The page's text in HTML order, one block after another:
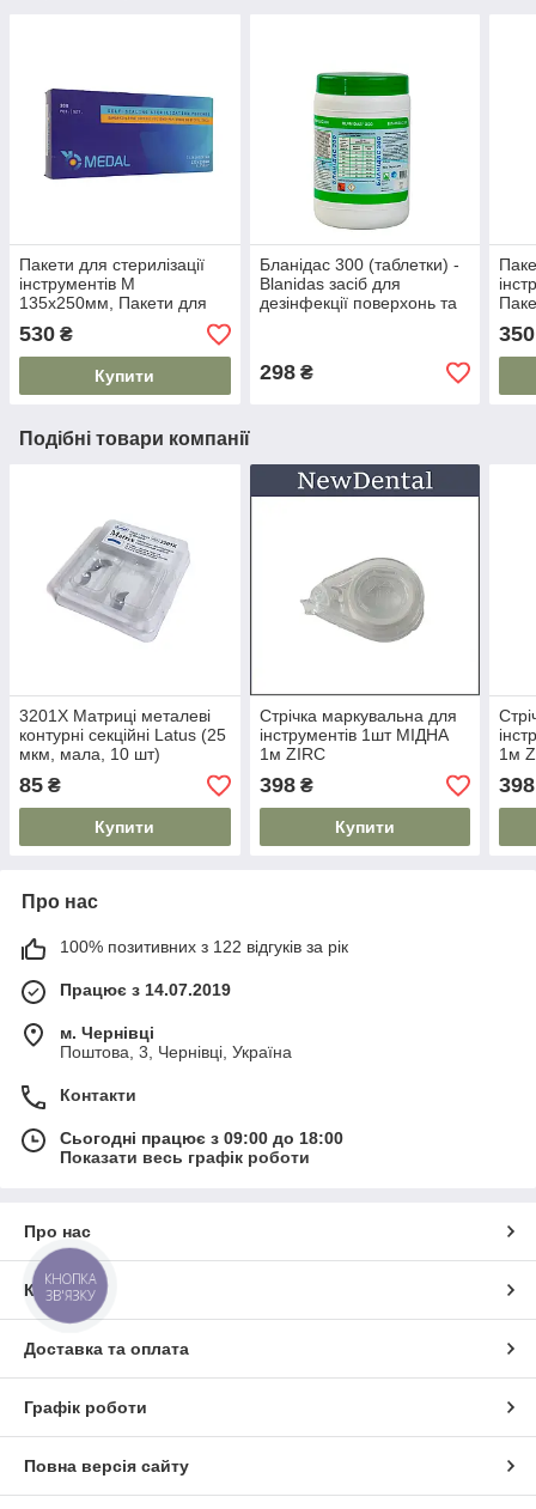
Пакети для стерилізації
інструментів М
135х250мм, Пакети для
стерилізації,- 200 шт. в уп.
MEDAL
530 ₴
Купити
Бланідас 300 (таблетки) -
Blanidas засіб для
дезінфекції поверхонь та
298₴
200
350
Подібні товари компанії
3201X Матриці металеві
контурні секційні Latus (25
мкм, мала, 10 шт)
85 ₴
Купити
Стрічка маркувальна для
інструментів 1шт МІДНА
1м ZIRC
398₴
Купити
1м
398
Про нас
100% позитивних з 122 відгуків за рік
Працює з 14.07.2019
м. Чернівці
Поштова, 3, Чернівці, Україна
Контакти
Сьогодні працює з 09:00 до 18:00
Показати весь графік роботи
Про нас
Контакти
Доставка та оплата
Графік роботи
Повна версія сайту
КНОПКА
ЗВ'ЯЗКУ